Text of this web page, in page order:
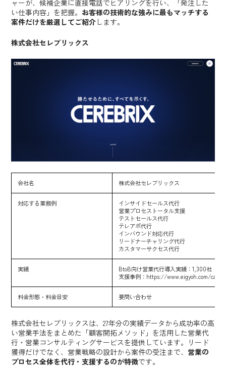
ャーが、候補企業に直接電話でヒアリングを行い、「発注した
い仕事内容」を把握。お客様の技術的な強みに最もマッチする
案件だけを厳選してご紹介 します。
株式会社セレブリックス
会社名 株式会社セレブリックス
対応する業務例
インサイドセールス代行
営業プロセストータル支援
テストセールス代行
テレアポ代行
インバウンド対応代行
リードナーチャリング代行
カスタマーサクセス代行
実績
BtoB向け営業代行導入実績：1,300社
支援事例： https://www.eigyoh.com/case
料金形態・料金目安 要問い合わせ
株式会社セレブリックスは、27年分の実績データから成功率の高
い営業手法をまとめた「顧客開拓メソッド」を活用した営業代
行・営業コンサルティングサービスを提供しています。リード
獲得だけでなく、営業戦略の設計から案件の受注まで、 営業の
プロセス全体を代行・支援するのが特徴です。